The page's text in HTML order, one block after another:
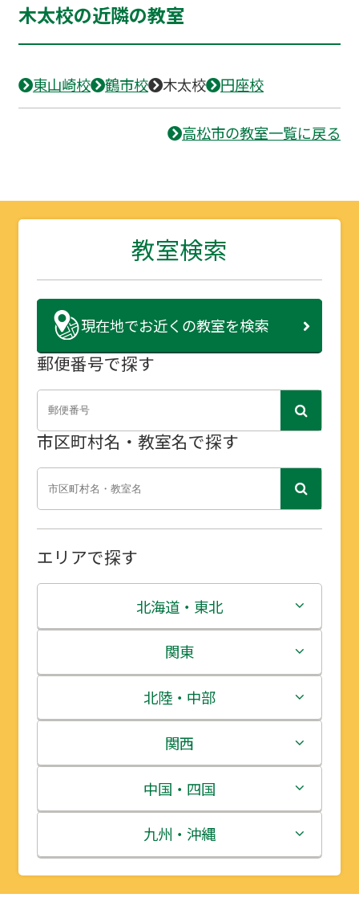
木太校の近隣の教室
東山崎校 鶴市校 木太校 円座校
高松市の教室一覧に戻る
教室検索
現在地でお近くの教室を検索
郵便番号で探す
市区町村名・教室名で探す
エリアで探す
北海道・東北
北海道
青森県
岩手県
宮城県
秋田県
山形県
関東
茨城県
栃木県
群馬県
埼玉県
千葉県
北陸・中部
新潟県
富山県
石川県
福井県
関西
三重県
滋賀県
京都府
中国・四国
鳥取県
島根県
九州・沖縄
福岡県